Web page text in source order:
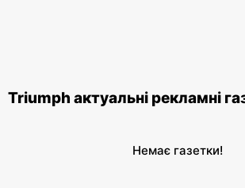
Triumph актуальні рекламні
Немає газетки!